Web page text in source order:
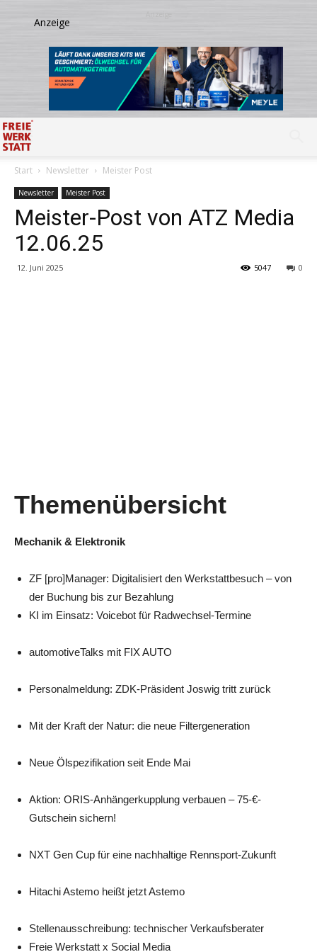
Start Newsletter Meister Post
Newsletter Meister Post
Meister-Post von ATZ Media
12.06.25
12. Juni 2025 0
5047
Themenübersicht
Mechanik & Elektronik
ZF [pro]Manager: Digitalisiert den Werkstattbesuch – von
der Buchung bis zur Bezahlung
KI im Einsatz: Voicebot für Radwechsel-Termine
automotiveTalks mit FIX AUTO
Personalmeldung: ZDK-Präsident Joswig tritt zurück
Mit der Kraft der Natur: die neue Filtergeneration
Neue Ölspezifikation seit Ende Mai
Aktion: ORIS-Anhängerkupplung verbauen – 75-€-
Gutschein sichern!
NXT Gen Cup für eine nachhaltige Rennsport-Zukunft
Hitachi Astemo heißt jetzt Astemo
Stellenausschreibung: technischer Verkaufsberater
Freie Werkstatt x Social Media